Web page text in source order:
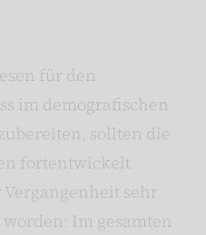
für den
im demografischen
sollten die
fortentwickelt
sehr
Im gesamten